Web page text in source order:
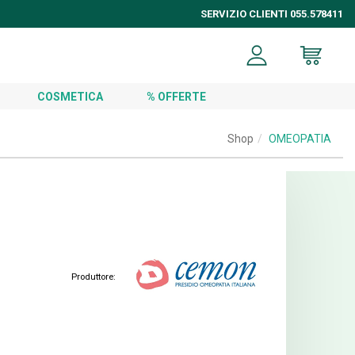
SERVIZIO CLIENTI 055.578411
COSMETICA % OFFERTE
Shop OMEOPATIA
Produttore: